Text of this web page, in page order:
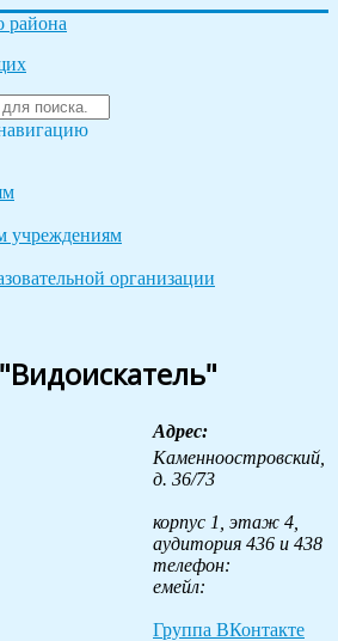
учреждениям
организации
Адрес:
Каменноостровский,
д. 36/73
корпус 1, этаж 4,
аудитория 436 и 438
телефон:
емейл:
Группа ВКонтакте